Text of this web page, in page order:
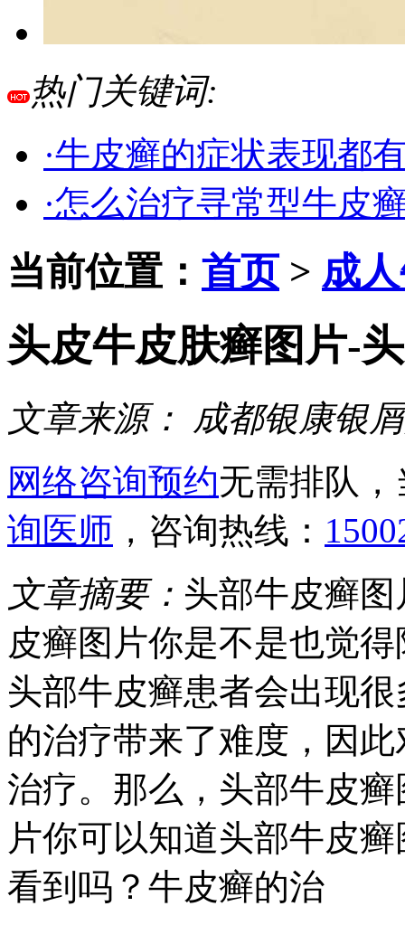
热门关键词:
·牛皮癣的症状表现都
·怎么治疗寻常型牛皮
当前位置： 首页> 成
头皮牛皮肤癣图片-
文章来源：
成都银康银
网络咨询预约无需排队
询医师 ，咨询热线：
文章摘要： 头部牛皮癣
皮癣图片你是不是也觉
头部牛皮癣患者会出现
的治疗带来了难度，因
治疗。那么，头部牛皮
片你可以知道头部牛皮
看到吗？牛皮癣的治